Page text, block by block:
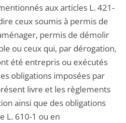
aux articles L. 421-
ceux soumis à permis de
permis de démolir
ou ceux qui, par dérogation,
été entrepris ou exécutés
obligations imposées par
livre et les règlements
ainsi que des obligations
L. 610-1 ou en